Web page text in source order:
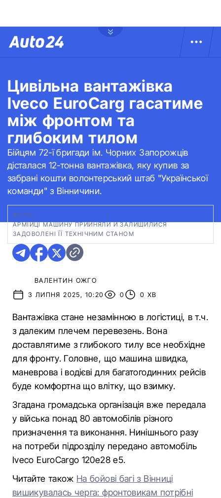
Цивільна вантажівка
Iveco EuroCarg гасатиме
між фронтом та
глибоким тилом
Бійцям 72-ї бригади ім. Чорних Запорожців
дісталася 12-тонна вантажівка, яку купив за
забрані кошти волонтерський штаб "Української
команди" з Вінничини.
ФОТО:
АРМІЙЦІ МАШИНУ ПРИЙНЯЛИ Й ЗАЛИШИЛИСЯ
ЗАДОВОЛЕНІ ЇЇ ТЕХНІЧНИМ СТАНОМ
ВАЛЕНТИН ОЖГО
3 ЛИПНЯ 2025, 10:20
0 0 ХВ
Вантажівка стане незамінною в логістиці, в т.ч.
з далеким плечем перевезень. Вона
доставлятиме з глибокого тилу все необхідне
для фронту. Головне, що машина швидка,
маневрова і водієві для багатогодинних рейсів
буде комфортна що влітку, що взимку.
Згадана громадська організація вже передала
у війська понад 80 автомобілів різного
призначення та виконання. Нинішнього разу
на потреби підрозділу передано автомобіль
Iveco EuroCargo 120е28 е5.
Читайте також На бойові багі з Вінниці
вишикувалась черга: фронтовикам потрібні